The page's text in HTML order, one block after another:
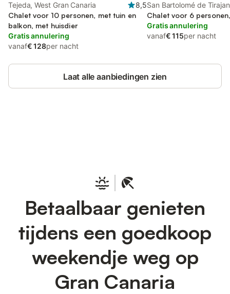
Tejeda, West Gran Canaria
8,5
Chalet voor 10 personen, met tuin en
balkon, met huisdier
Gratis annulering
vanaf€ 128per nacht
San Bartolomé de
Gran Canaria
Chalet voor 6
Gratis annulering
vanaf€ 115per nacht
Laat alle aanbiedingen zien
Betaalbaar genieten
tijdens een goedkoop
weekendje weg op
Gran Canaria